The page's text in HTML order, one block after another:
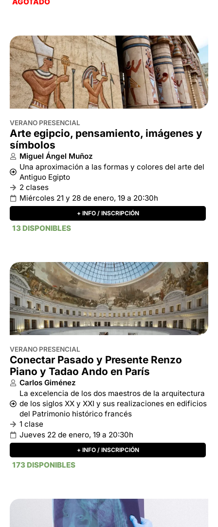
VERANO PRESENCIAL
Arte egipcio, pensamiento, imágenes y
símbolos
Miguel Ángel Muñoz
Una aproximación a las formas y colores del arte del
Antiguo Egipto
2 clases
+ INFO / INSCRIPCIÓN
13 DISPONIBLES
VERANO PRESENCIAL
Conectar Pasado y Presente Renzo
Piano y Tadao Ando en París
Carlos Giménez
La excelencia de los dos maestros de la arquitectura
de los siglos XX y XXI y sus realizaciones en edificios
del Patrimonio histórico francés
Jueves 22 de enero, 19 a 20:30h
+ INFO / INSCRIPCIÓN
173 DISPONIBLES
VERANO PRESENCIAL
La historia del arte en rayos X
Mariano Gilmore y Luz Arriaga